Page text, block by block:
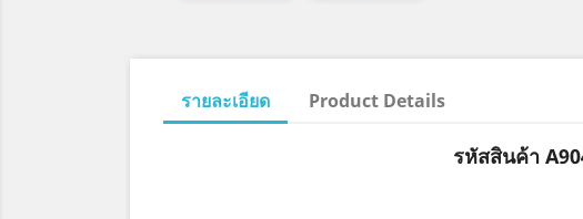
รายละเอียด Product Details
รหัสสินค้า